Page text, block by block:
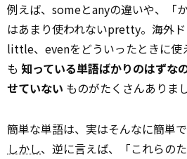
例えば、someとanyの違いや、「
はあまり使われないpretty。海外
little、evenをどういったときに使
も 知っている単語ばかりのはずな
せていない ものがたくさんありま
簡単な単語は、実はそんなに簡単
しかし、逆に言えば、「これらの